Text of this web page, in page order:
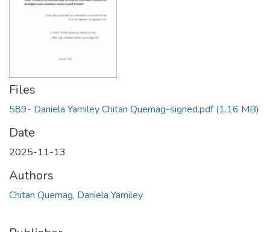
Files
589- Daniela Yamiley Chitan Quemag-signed.pdf(1.16 MB)
Date
2025-11-13
Authors
Chitan Quemag, Daniela Yamiley